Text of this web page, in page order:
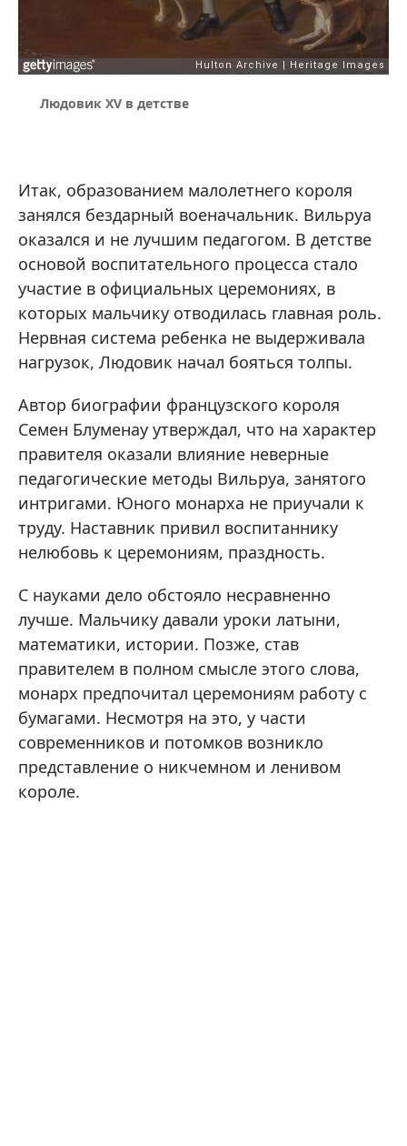
Людовик XV в детстве
Итак, образованием малолетнего короля
занялся бездарный военачальник. Вильруа
оказался и не лучшим педагогом. В детстве
основой воспитательного процесса стало
участие в официальных церемониях, в
которых мальчику отводилась главная роль.
Нервная система ребенка не выдерживала
нагрузок, Людовик начал бояться толпы.
Автор биографии французского короля
Семен Блуменау утверждал, что на характер
правителя оказали влияние неверные
педагогические методы Вильруа, занятого
интригами. Юного монарха не приучали к
труду. Наставник привил воспитаннику
нелюбовь к церемониям, праздность.
С науками дело обстояло несравненно
лучше. Мальчику давали уроки латыни,
математики, истории. Позже, став
правителем в полном смысле этого слова,
монарх предпочитал церемониям работу с
бумагами. Несмотря на это, у части
современников и потомков возникло
представление о никчемном и ленивом
короле.